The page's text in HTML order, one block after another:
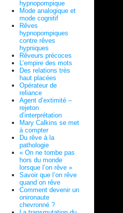
hypnopompique
Mode analogique et
mode cognitif
Rêves
hypnopompiques
contre rêves
hypniques
Rêveurs précoces
L’empire des mots
Des relations très
haut placées
Opérateur de
reliance
Agent d’extimité –
rejeton
d’interprétation
Mary Calkins se met
à compter
Du rêve à la
pathologie
« On ne tombe pas
hors du monde
lorsque l’on rêve »
Savoir que l’on rêve
quand on rêve
Comment devenir un
onironaute
chevronné ?